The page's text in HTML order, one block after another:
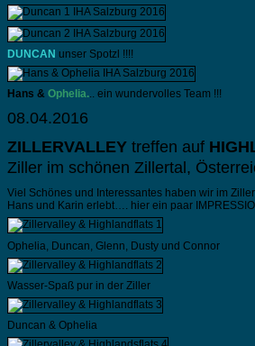
DUNCAN unser Spotzl !!!!
Hans & Ophelia... ein wundervolles Team !!!
08.04.2016
ZILLERVALLEY treffen auf
Ziller im schönen Zillertal,
Viel Schönes und Interessantes haben wir im
Hans und Karin erlebt…. hier ein paar
Ophelia, Duncan, Glenn, Dusty und Connor
Wasser-Spaß pur in der Ziller
Duncan & Ophelia